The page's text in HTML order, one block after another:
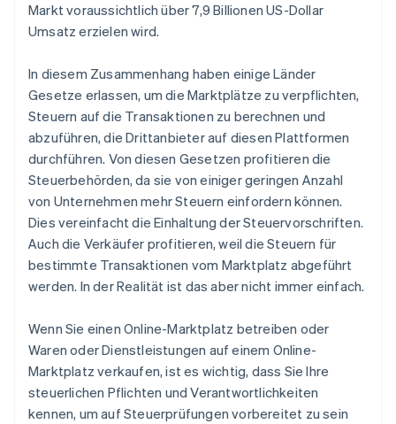
Markt voraussichtlich über 7,9 Billionen US-Dollar
Umsatz erzielen wird.
In diesem Zusammenhang haben einige Länder
Gesetze erlassen, um die Marktplätze zu verpflichten,
Steuern auf die Transaktionen zu berechnen und
abzuführen, die Drittanbieter auf diesen Plattformen
durchführen. Von diesen Gesetzen profitieren die
Steuerbehörden, da sie von einiger geringen Anzahl
von Unternehmen mehr Steuern einfordern können.
Dies vereinfacht die Einhaltung der Steuervorschriften.
Auch die Verkäufer profitieren, weil die Steuern für
bestimmte Transaktionen vom Marktplatz abgeführt
werden. In der Realität ist das aber nicht immer einfach.
Wenn Sie einen Online-Marktplatz betreiben oder
Waren oder Dienstleistungen auf einem Online-
Marktplatz verkaufen, ist es wichtig, dass Sie Ihre
steuerlichen Pflichten und Verantwortlichkeiten
kennen, um auf Steuerprüfungen vorbereitet zu sein